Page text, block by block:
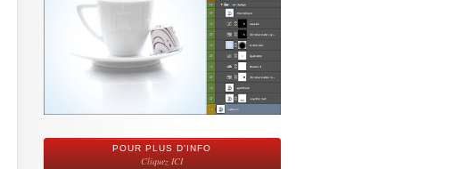
POUR PLUS D'INFO
Cliquez ICI